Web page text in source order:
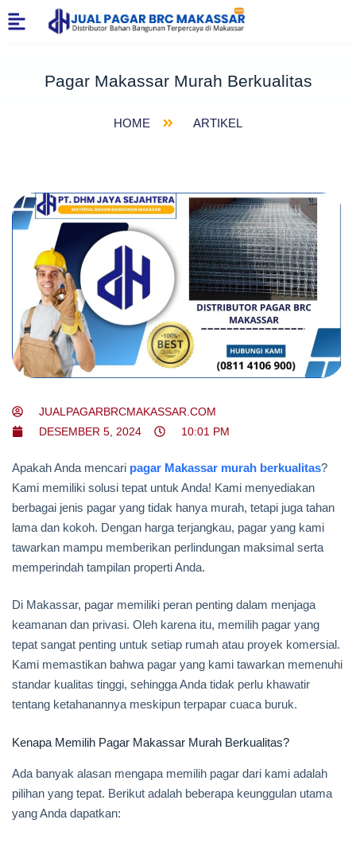
Pagar Makassar Murah Berkualitas
HOME ARTIKEL
JUALPAGARBRCMAKASSAR.COM
DESEMBER 5, 2024
10:01 PM
Apakah Anda mencari pagar Makassar murah berkualitas?
Kami memiliki solusi tepat untuk Anda! Kami menyediakan
berbagai jenis pagar yang tidak hanya murah, tetapi juga tahan
lama dan kokoh. Dengan harga terjangkau, pagar yang kami
tawarkan mampu memberikan perlindungan maksimal serta
memperindah tampilan properti Anda.
Di Makassar, pagar memiliki peran penting dalam menjaga
keamanan dan privasi. Oleh karena itu, memilih pagar yang
tepat sangat penting untuk setiap rumah atau proyek komersial.
Kami memastikan bahwa pagar yang kami tawarkan memenuhi
standar kualitas tinggi, sehingga Anda tidak perlu khawatir
tentang ketahanannya meskipun terpapar cuaca buruk.
Kenapa Memilih Pagar Makassar Murah Berkualitas?
Ada banyak alasan mengapa memilih pagar dari kami adalah
pilihan yang tepat. Berikut adalah beberapa keunggulan utama
yang Anda dapatkan: